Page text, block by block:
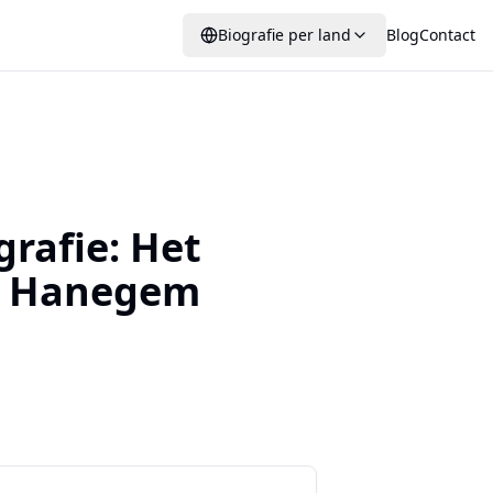
Biografie per land BlogContact
Het